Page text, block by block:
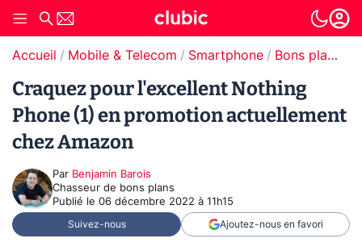
Accueil Mobile & Telecom Smartphone Bons plans Smartphones
Craquez pour l'excellent Nothing
Phone (1) en promotion actuellement
chez Amazon
Par Benjamin Barois
Chasseur de bons plans
Publié le 06 décembre 2022 à 11h15
Suivez-nous Ajoutez-nous en favori